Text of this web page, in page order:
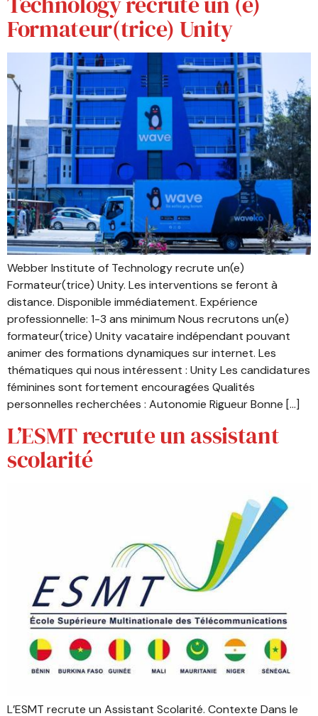
Formateur(trice) Unity
Webber Institute of Technology recrute un(e)
Formateur(trice) Unity. Les interventions se feront à
distance. Disponible immédiatement. Expérience
professionnelle: 1-3 ans minimum Nous recrutons un(e)
formateur(trice) Unity vacataire indépendant pouvant
animer des formations dynamiques sur internet. Les
thématiques qui nous intéressent : Unity Les candidatures
féminines sont fortement encouragées Qualités
personnelles recherchées : Autonomie Rigueur Bonne […]
L’ESMT recrute un assistant
scolarité
L’ESMT recrute un Assistant Scolarité. Contexte Dans le